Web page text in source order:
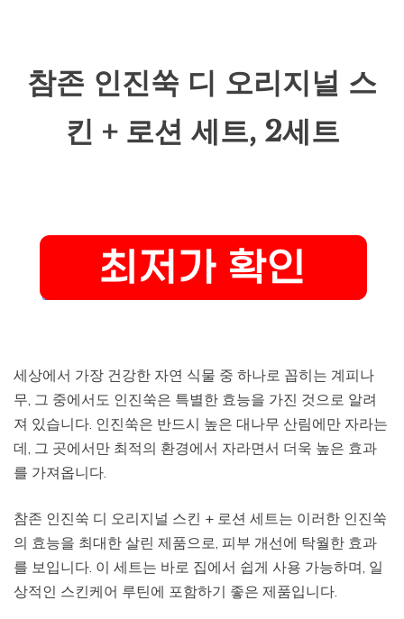
참존 인진쑥 디 오리지널 스
킨 + 로션 세트, 2세트
세상에서 가장 건강한 자연 식물 중 하나로 꼽히는 계피나
무, 그 중에서도 인진쑥은 특별한 효능을 가진 것으로 알려
져 있습니다. 인진쑥은 반드시 높은 대나무 산림에만 자라는
데, 그 곳에서만 최적의 환경에서 자라면서 더욱 높은 효과
를 가져옵니다.
참존 인진쑥 디 오리지널 스킨 + 로션 세트는 이러한 인진쑥
의 효능을 최대한 살린 제품으로, 피부 개선에 탁월한 효과
를 보입니다. 이 세트는 바로 집에서 쉽게 사용 가능하며, 일
상적인 스킨케어 루틴에 포함하기 좋은 제품입니다.